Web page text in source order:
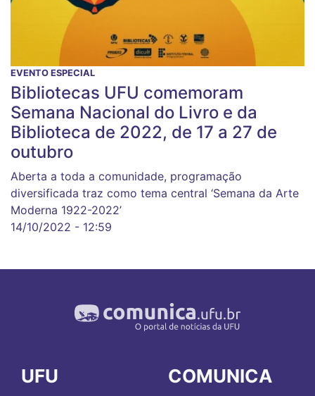
EVENTO ESPECIAL
Bibliotecas UFU comemoram
Semana Nacional do Livro e da
Biblioteca de 2022, de 17 a 27 de
outubro
Aberta a toda a comunidade, programação
diversificada traz como tema central ‘Semana da Arte
Moderna 1922-2022’
14/10/2022 - 12:59
UFU COMUNICA